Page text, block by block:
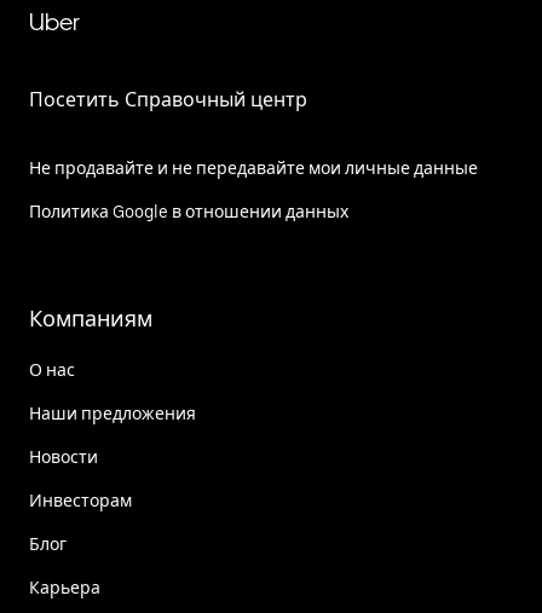
Uber
Посетить Справочный центр
Не продавайте и не передавайте мои личные данные
Политика Google в отношении данных
Компаниям
О нас
Наши предложения
Новости
Инвесторам
Блог
Карьера